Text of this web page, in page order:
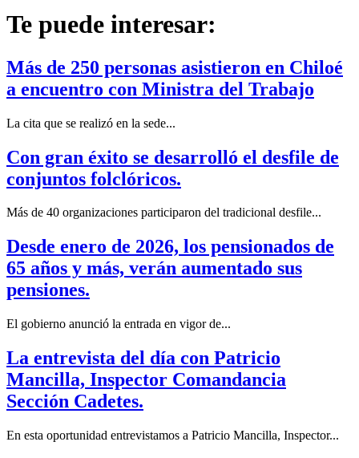
Te puede interesar:
Más de 250 personas asistieron en Chiloé
a encuentro con Ministra del Trabajo
La cita que se realizó en la sede...
Con gran éxito se desarrolló el desfile de
conjuntos folclóricos.
Más de 40 organizaciones participaron del tradicional desfile...
Desde enero de 2026, los pensionados de
65 años y más, verán aumentado sus
pensiones.
El gobierno anunció la entrada en vigor de...
La entrevista del día con Patricio
Mancilla, Inspector Comandancia
Sección Cadetes.
En esta oportunidad entrevistamos a Patricio Mancilla, Inspector...